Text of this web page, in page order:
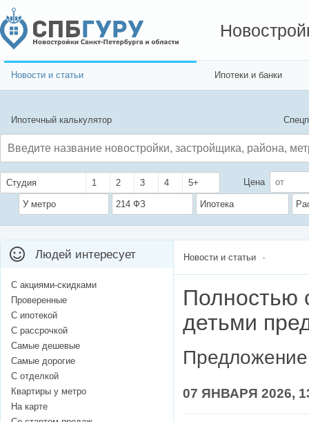
Новости и статьи Ипотеки и банки
Ипотечный калькулятор
Студия 1 2 3 4 5+ Цена
У метро 214 ФЗ Ипотека
Новости и статьи
Полностью
детьми
Предложение
07 ЯНВАРЯ 2026,
Людей интересует
С акциями-скидками
Проверенные
С ипотекой
С рассрочкой
Самые дешевые
Самые дорогие
С отделкой
Квартиры у метро
На карте